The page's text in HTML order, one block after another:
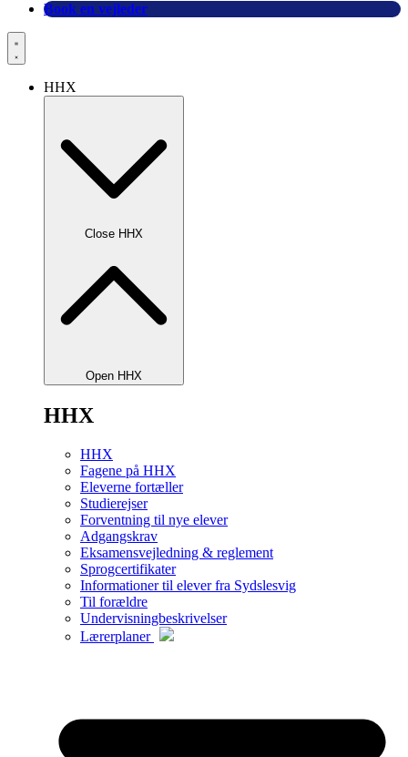
Book en vejleder
HHX
Close HHX
Open HHX
HHX
HHX
Fagene på HHX
Eleverne fortæller
Studierejser
Forventning til nye elever
Adgangskrav
Eksamensvejledning & reglement
Sprogcertifikater
Informationer til elever fra Sydslesvig
Til forældre
Undervisningbeskrivelser
Lærerplaner